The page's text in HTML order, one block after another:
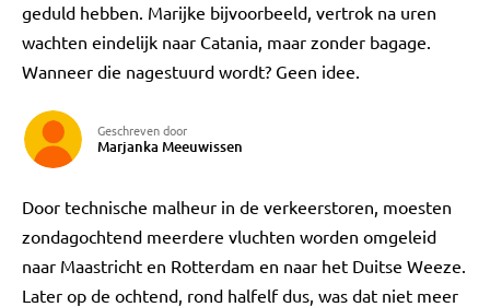
geduld hebben. Marijke bijvoorbeeld, vertrok na uren
wachten eindelijk naar Catania, maar zonder bagage.
Wanneer die nagestuurd wordt? Geen idee.
Geschreven door
Marjanka Meeuwissen
Door technische malheur in de verkeerstoren, moesten
zondagochtend meerdere vluchten worden omgeleid
naar Maastricht en Rotterdam en naar het Duitse Weeze.
Later op de ochtend, rond halfelf dus, was dat niet meer